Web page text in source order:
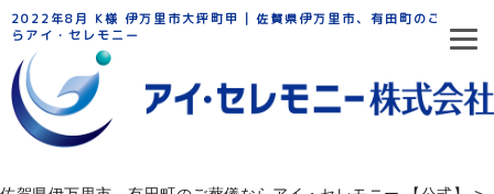
2022年8月 K様 伊万里市大坪町甲 | 佐賀県伊万里市、有田町のご葬儀な
らアイ・セレモニー